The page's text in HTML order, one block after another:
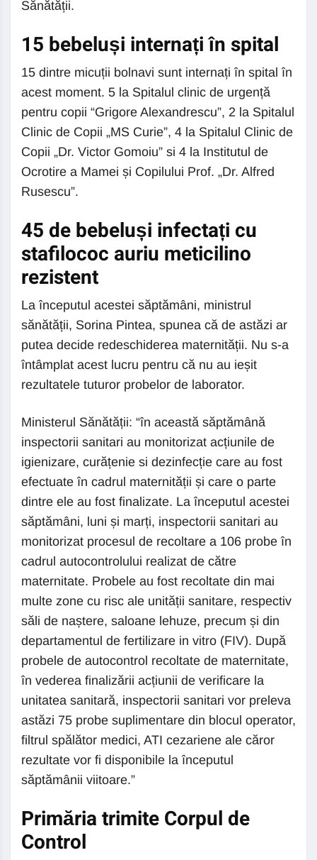
Sănătății.
15 bebeluși internați în spital
15 dintre micuții bolnavi sunt internați în spital în
acest moment. 5 la Spitalul clinic de urgență
pentru copii “Grigore Alexandrescu”, 2 la Spitalul
Clinic de Copii „MS Curie”, 4 la Spitalul Clinic de
Copii „Dr. Victor Gomoiu” si 4 la Institutul de
Ocrotire a Mamei și Copilului Prof. „Dr. Alfred
Rusescu”.
45 de bebeluși infectați cu
stafilococ auriu meticilino
rezistent
La începutul acestei săptămâni, ministrul
sănătății, Sorina Pintea, spunea că de astăzi ar
putea decide redeschiderea maternității. Nu s-a
întâmplat acest lucru pentru că nu au ieșit
rezultatele tuturor probelor de laborator.
Ministerul Sănătății: “în această săptămână
inspectorii sanitari au monitorizat acțiunile de
igienizare, curățenie si dezinfecție care au fost
efectuate în cadrul maternității și care o parte
dintre ele au fost finalizate. La începutul acestei
săptămâni, luni și marți, inspectorii sanitari au
monitorizat procesul de recoltare a 106 probe în
cadrul autocontrolului realizat de către
maternitate. Probele au fost recoltate din mai
multe zone cu risc ale unității sanitare, respectiv
săli de naștere, saloane lehuze, precum și din
departamentul de fertilizare in vitro (FIV). După
probele de autocontrol recoltate de maternitate,
în vederea finalizării acțiunii de verificare la
unitatea sanitară, inspectorii sanitari vor preleva
astăzi 75 probe suplimentare din blocul operator,
filtrul spălător medici, ATI cezariene ale căror
rezultate vor fi disponibile la începutul
săptămânii viitoare.”
Primăria trimite Corpul de
Control